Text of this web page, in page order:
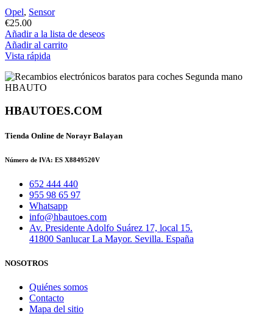
Opel, Sensor
€25.00
Añadir a la lista de deseos
Añadir al carrito
Vista rápida
HBAUTOES.COM
Tienda Online de Norayr Balayan
Número de IVA: ES X8849520V
652 444 440
955 98 65 97
Whatsapp
info@hbautoes.com
Av. Presidente Adolfo Suárez 17, local 15.
41800 Sanlucar La Mayor. Sevilla. España
NOSOTROS
Quiénes somos
Contacto
Mapa del sitio